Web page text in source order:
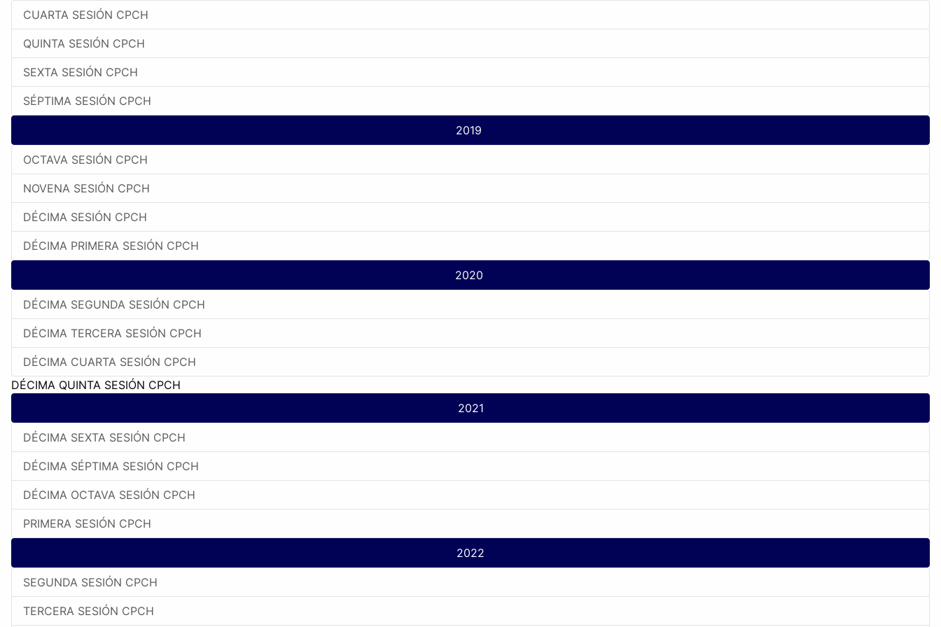
CUARTA SESIÓN CPCH
QUINTA SESIÓN CPCH
SEXTA SESIÓN CPCH
SÉPTIMA SESIÓN CPCH
2019
OCTAVA SESIÓN CPCH
NOVENA SESIÓN CPCH
DÉCIMA SESIÓN CPCH
DÉCIMA PRIMERA SESIÓN CPCH
2020
DÉCIMA SEGUNDA SESIÓN CPCH
DÉCIMA TERCERA SESIÓN CPCH
DÉCIMA CUARTA SESIÓN CPCH
DÉCIMA QUINTA SESIÓN CPCH
2021
DÉCIMA SEXTA SESIÓN CPCH
DÉCIMA SÉPTIMA SESIÓN CPCH
DÉCIMA OCTAVA SESIÓN CPCH
PRIMERA SESIÓN CPCH
2022
SEGUNDA SESIÓN CPCH
TERCERA SESIÓN CPCH